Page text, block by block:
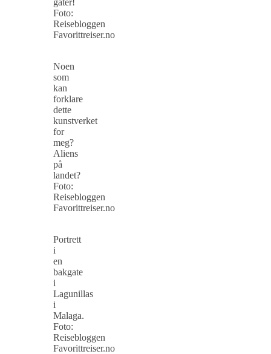
Foto:
Reisebloggen
Favorittreiser.no
Noen
som
kan
forklare
dette
kunstverket
for
meg?
Aliens
på
landet?
Foto:
Reisebloggen
Favorittreiser.no
Portrett
i
en
bakgate
i
Lagunillas
i
Malaga.
Foto:
Reisebloggen
Favorittreiser.no